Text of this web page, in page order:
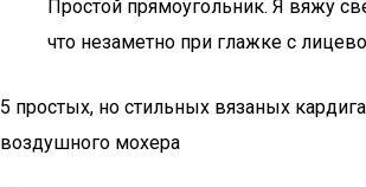
Простой прямоугольник. Я вяжу
что незаметно при глажке с
5 простых, но стильных вязаных
воздушного мохера